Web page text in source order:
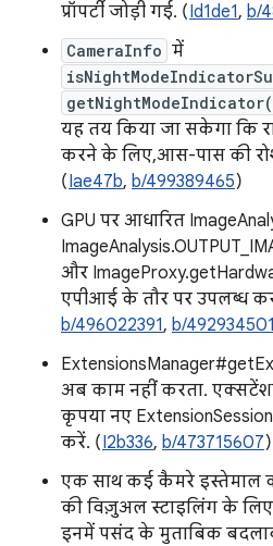
प्रॉपर्टी जोड़ी गई. (Id1de1, b/
CameraInfo में
यह तय किया जा सकेगा कि
करने के लिए, आस-पास की
(Iae47b, b/499389465)
GPU पर आधारित
और
एपीआई के तौर पर उपलब्ध
b/496022391, b/492934501
अब काम नहीं करता.
कृपया नए
करें. (I2b336, b/473715607)
एक साथ कई कैमरे इस्तेमाल
की विज़ुअल स्टाइलिंग के
इनमें पसंद के मुताबिक